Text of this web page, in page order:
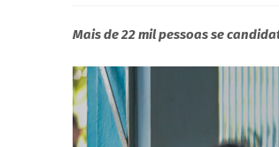
Mais de 22 mil pessoas se